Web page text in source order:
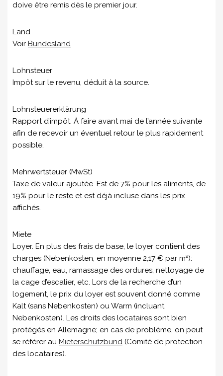
doive être remis dès le premier jour.
Land
Voir Bundesland
Lohnsteuer
Impôt sur le revenu, déduit à la source.
Lohnsteuererklärung
Rapport d’impôt. À faire avant mai de l’année suivante
afin de recevoir un éventuel retour le plus rapidement
possible.
Mehrwertsteuer (MwSt)
Taxe de valeur ajoutée. Est de 7% pour les aliments, de
19% pour le reste et est déjà incluse dans les prix
affichés.
Miete
Loyer. En plus des frais de base, le loyer contient des
charges (Nebenkosten, en moyenne 2,17 € par m²):
chauffage, eau, ramassage des ordures, nettoyage de
la cage d’escalier, etc. Lors de la recherche d’un
logement, le prix du loyer est souvent donné comme
Kalt (sans Nebenkosten) ou Warm (incluant
Nebenkosten). Les droits des locataires sont bien
protégés en Allemagne; en cas de problème, on peut
se référer au Mieterschutzbund (Comité de protection
des locataires).